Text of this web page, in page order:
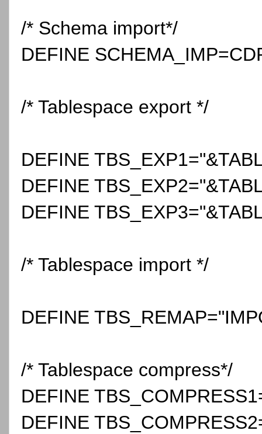
/* Schema import*/
DEFINE
/* Tablespace export */
DEFINE
DEFINE
DEFINE
/* Tablespace import */
DEFINE
/* Tablespace compress*/
DEFINE
DEFINE